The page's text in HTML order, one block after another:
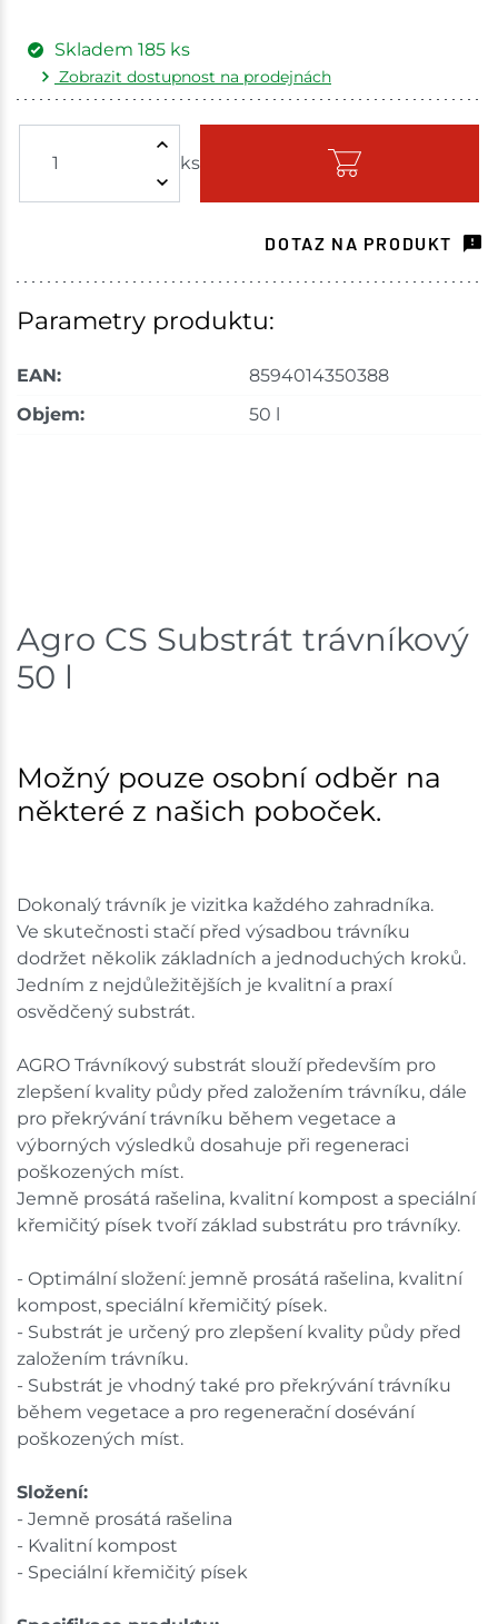
ks
Skladem 185 ks
Zobrazit dostupnost na prodejnách
Skladem - ihned k odeslání
Havlíčkův Brod 20 ks
Skuteč
Skladem na prodejně - doručení do 7 dnů
Velká Bíteš
Skladové množství na prodejnách je pouze orientační.
Ceny na prodejnách se mohou lišit od cen na e-
shopu.
DOTAZ NA PRODUKT
Parametry produktu:
EAN:
8594014350388
Objem:
50 l
Agro CS Substrát trávníkový
50 l
Možný pouze osobní odběr na
některé z našich poboček.
Dokonalý trávník je vizitka každého zahradníka.
Ve skutečnosti stačí před výsadbou trávníku
dodržet několik základních a jednoduchých kroků.
Jedním z nejdůležitějších je kvalitní a praxí
osvědčený substrát.
AGRO Trávníkový substrát slouží především pro
zlepšení kvality půdy před založením trávníku, dále
pro překrývání trávníku během vegetace a
výborných výsledků dosahuje při regeneraci
poškozených míst.
Jemně prosátá rašelina, kvalitní kompost a speciální
křemičitý písek tvoří základ substrátu pro trávníky.
- Optimální složení: jemně prosátá rašelina, kvalitní
kompost, speciální křemičitý písek.
- Substrát je určený pro zlepšení kvality půdy před
založením trávníku.
- Substrát je vhodný také pro překrývání trávníku
během vegetace a pro regenerační dosévání
poškozených míst.
Složení:
- Jemně prosátá rašelina
- Kvalitní kompost
- Speciální křemičitý písek